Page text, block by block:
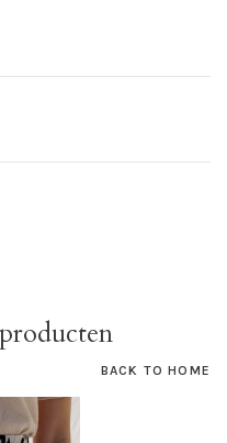
BACK TO HOME